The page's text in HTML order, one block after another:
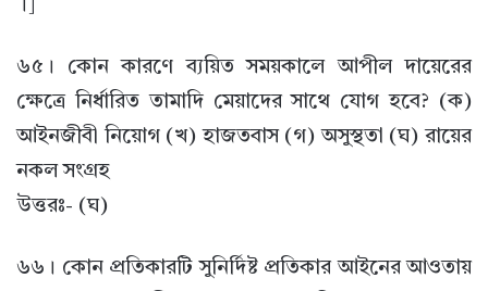
।]
৬৫। কোন কারণে ব্যয়িত সময়কালে আপীল দায়েরের
ক্ষেত্রে নির্ধারিত তামাদি মেয়াদের সাথে যোগ হবে? (ক)
আইনজীবী নিয়োগ (খ) হাজতবাস (গ) অসুস্থতা (ঘ) রায়ের
নকল সংগ্রহ
উত্তরঃ- (ঘ)
৬৬। কোন প্রতিকারটি সুনির্দিষ্ট প্রতিকার আইনের আওতায়